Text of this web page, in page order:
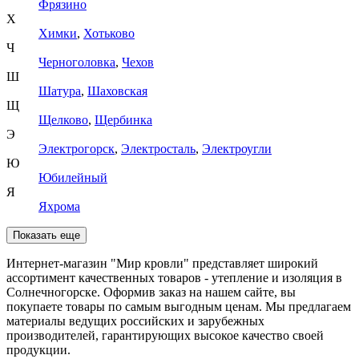
Фрязино
Х
Химки, Хотьково
Ч
Черноголовка, Чехов
Ш
Шатура, Шаховская
Щ
Щелково, Щербинка
Э
Электрогорск, Электросталь, Электроугли
Ю
Юбилейный
Я
Яхрома
Показать еще
Интернет-магазин "Мир кровли" представляет широкий
ассортимент качественных товаров - утепление и изоляция в
Солнечногорске. Оформив заказ на нашем сайте, вы
покупаете товары по самым выгодным ценам. Мы предлагаем
материалы ведущих российских и зарубежных
производителей, гарантирующих высокое качество своей
продукции.